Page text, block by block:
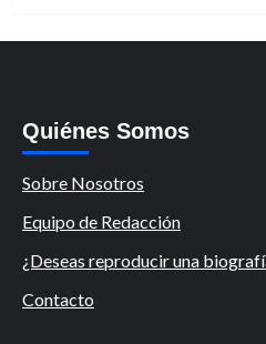
Quiénes Somos
Sobre Nosotros
Equipo de Redacción
¿Deseas reproducir una
Contacto